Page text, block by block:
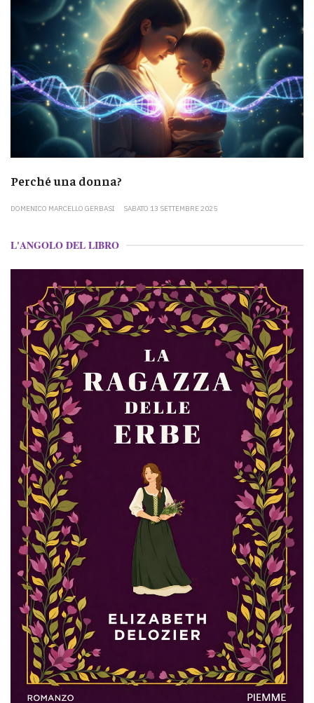
Perché una donna?
DOMENICO MARCELLO GERBASI SABATO 13 SETTEMBRE 2025
L'ANGOLO DEL LIBRO